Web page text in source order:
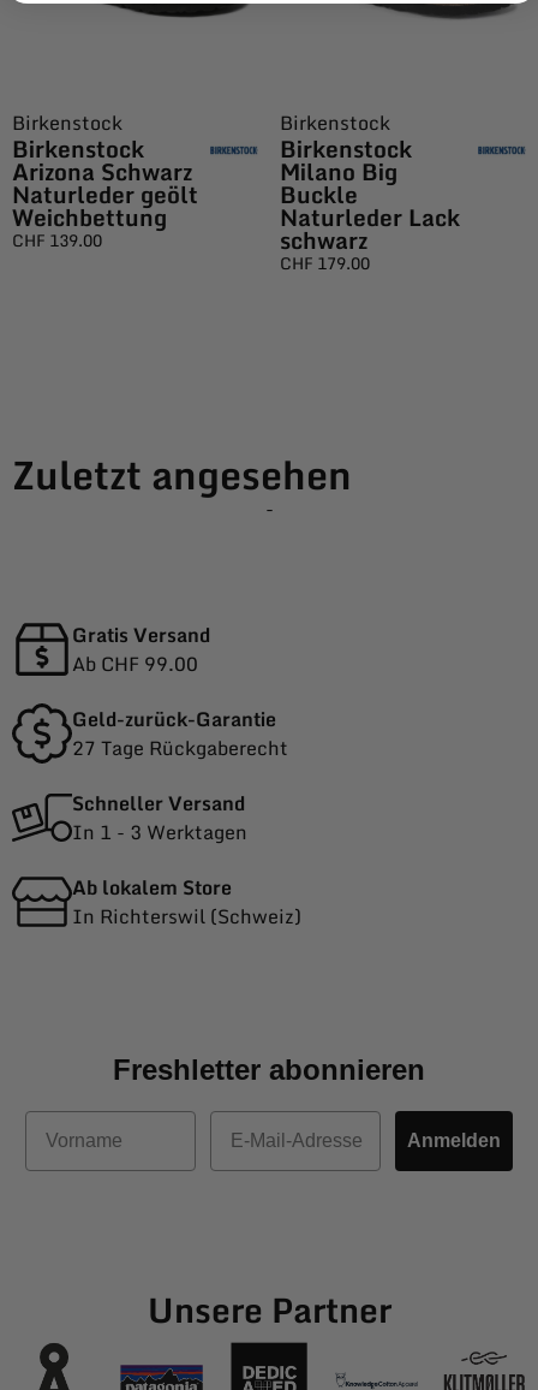
Birkenstock
Birkenstock
Arizona Schwarz
Naturleder geölt
Weichbettung
CHF 139.00
Birkenstock
Birkenstock
Milano Big
Buckle
Naturleder Lack
schwarz
CHF 179.00
Zuletzt angesehen
-
Gratis Versand
Ab CHF 99.00
Geld-zurück-Garantie
27 Tage Rückgaberecht
Schneller Versand
In 1 - 3 Werktagen
Ab lokalem Store
In Richterswil (Schweiz)
Freshletter abonnieren
Vorname
E-Mail
Anmelden
Unsere Partner